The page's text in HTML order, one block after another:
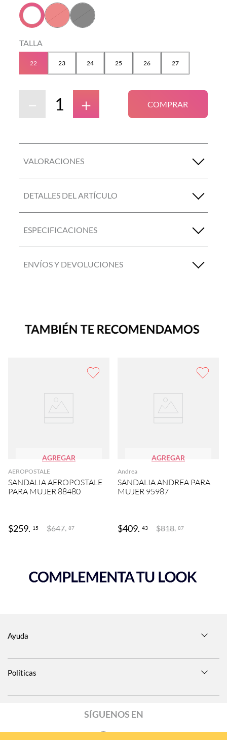
TALLA
22 23 24 25 26 27
＋
－ COMPRAR
VALORACIONES
DETALLES DEL ARTÍCULO
ESPECIFICACIONES
ENVÍOS Y DEVOLUCIONES
AGREGAR
AEROPOSTALE
SANDALIA AEROPOSTALE
PARA MUJER 88480
$259. 15 $647. 87
AGREGAR
Andrea
SANDALIA ANDREA PARA
MUJER 95987
$409. 43 $818. 87
Ayuda
Políticas
SÍGUENOS EN